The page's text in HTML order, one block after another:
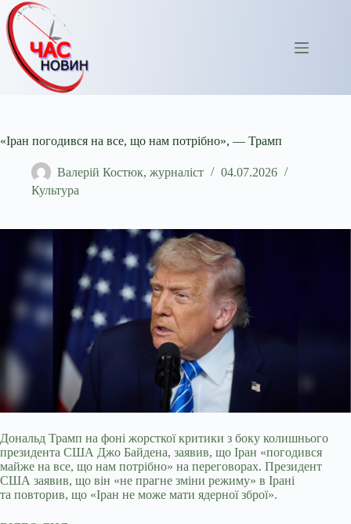
Перейти
до
вмісту
«Іран погодився на все, що нам потрібно», — Трамп
Валерій Костюк, журналіст
04.07.2026
Культура
Дональд Трамп на фоні жорсткої критики з боку колишнього
президента США Джо Байдена, заявив, що Іран «погодився
майже на все, що нам потрібно» на переговорах. Президент
США заявив, що він «не прагне зміни режиму» в Ірані
та повторив, що «Іран не може мати ядерної зброї».